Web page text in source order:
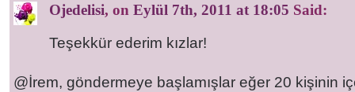
Ojedelisi, on Eylül 7th, 2011 at 18:05 Said:
Teşekkür ederim kızlar!
@İrem, göndermeye başlamışlar eğer 20 kişinin